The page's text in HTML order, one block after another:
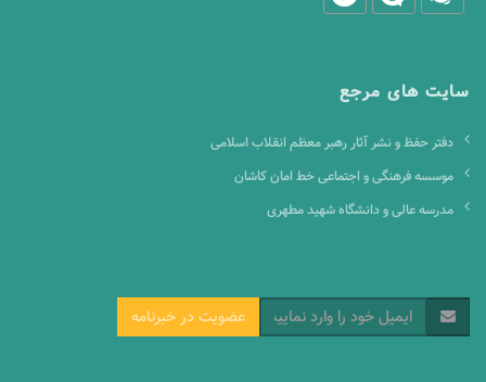
سایت های مرجع
دفتر حفظ و نشر آثار رهبر معظم انقلاب اسلامی
موسسه فرهنگی و اجتماعی خط امان کاشان
مدرسه عالی و دانشگاه شهید مطهری
عضویت در خبرنامه